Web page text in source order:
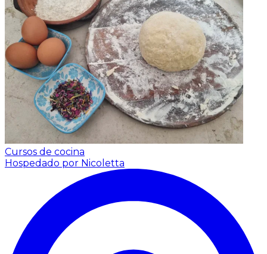
Cursos de cocina
Hospedado por Nicoletta